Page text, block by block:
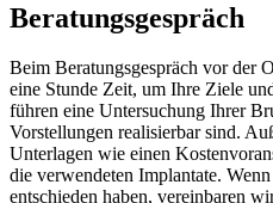
Beratungsgespräch
Beim Beratungsgespräch vor der
eine Stunde Zeit, um Ihre Ziele
führen eine Untersuchung Ihrer
Vorstellungen realisierbar sind.
Unterlagen wie einen
die verwendeten Implantate.
entschieden haben, vereinbaren